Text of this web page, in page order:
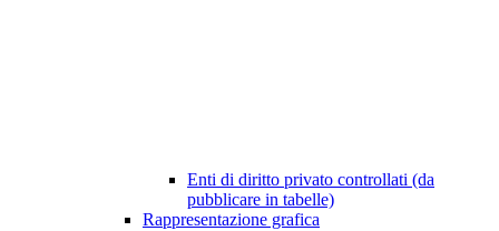
Enti di diritto privato controllati (da
pubblicare in tabelle)
Rappresentazione grafica